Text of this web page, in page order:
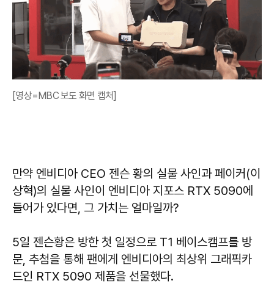
[영상=MBC 보도 화면 캡처]
만약 엔비디아 CEO 젠슨 황의 실물 사인과 페이커(이
상혁)의 실물 사인이 엔비디아 지포스 RTX 5090에
들어가 있다면, 그 가치는 얼마일까?
5일 젠슨황은 방한 첫 일정으로 T1 베이스캠프를 방
문, 추첨을 통해 팬에게 엔비디아의 최상위 그래픽카
드인 RTX 5090 제품을 선물했다.